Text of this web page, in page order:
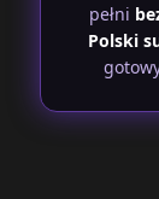
pełni
Polski